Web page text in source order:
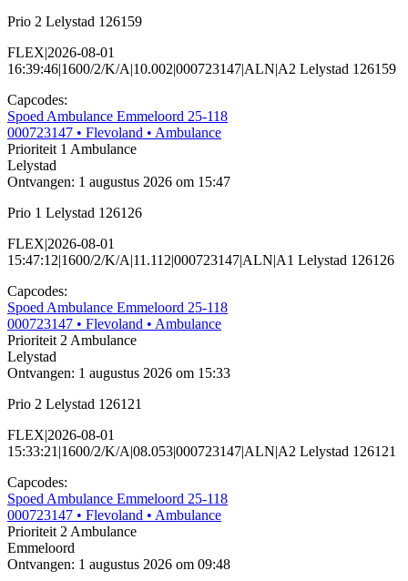
Prio 2 Lelystad 126159
FLEX|2026-08-01
16:39:46|1600/2/K/A|10.002|000723147|ALN|A2 Lelystad 126159
Capcodes:
Spoed Ambulance Emmeloord 25-118
000723147 • Flevoland • Ambulance
Prioriteit 1 Ambulance
Lelystad
Ontvangen: 1 augustus 2026 om 15:47
Prio 1 Lelystad 126126
FLEX|2026-08-01
15:47:12|1600/2/K/A|11.112|000723147|ALN|A1 Lelystad 126126
Capcodes:
Spoed Ambulance Emmeloord 25-118
000723147 • Flevoland • Ambulance
Prioriteit 2 Ambulance
Lelystad
Ontvangen: 1 augustus 2026 om 15:33
Prio 2 Lelystad 126121
FLEX|2026-08-01
15:33:21|1600/2/K/A|08.053|000723147|ALN|A2 Lelystad 126121
Capcodes:
Spoed Ambulance Emmeloord 25-118
000723147 • Flevoland • Ambulance
Prioriteit 2 Ambulance
Emmeloord
Ontvangen: 1 augustus 2026 om 09:48